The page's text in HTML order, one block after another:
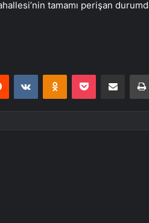
tamamı perişan
Reddit VKontakteOdnoklassniki
Pocket E-Posta ile paylaş